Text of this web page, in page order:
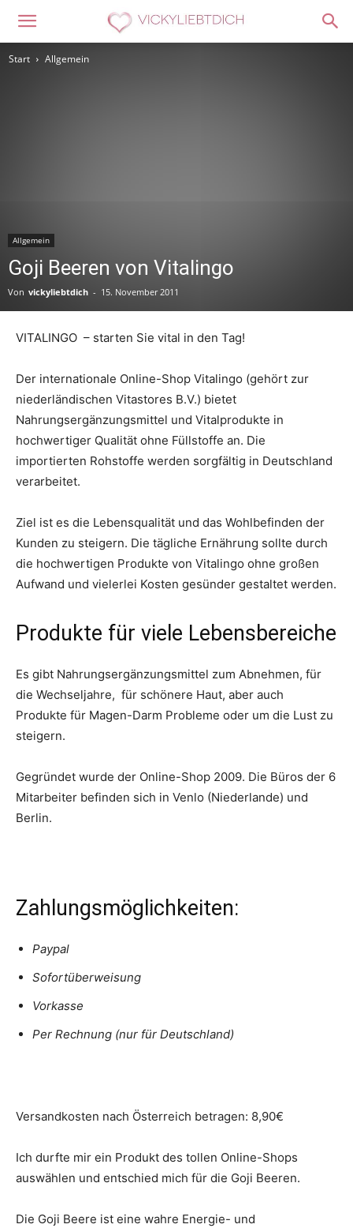
Start Allgemein
Allgemein
Goji Beeren von Vitalingo
Von vickyliebtdich - 15. November 2011
VITALINGO – starten Sie vital in den Tag!
Der internationale Online-Shop Vitalingo (gehört zur
niederländischen Vitastores B.V.) bietet
Nahrungsergänzungsmittel und Vitalprodukte in
hochwertiger Qualität ohne Füllstoffe an. Die
importierten Rohstoffe werden sorgfältig in Deutschland
verarbeitet.
Ziel ist es die Lebensqualität und das Wohlbefinden der
Kunden zu steigern. Die tägliche Ernährung sollte durch
die hochwertigen Produkte von Vitalingo ohne großen
Aufwand und vielerlei Kosten gesünder gestaltet werden.
Produkte für viele Lebensbereiche
Es gibt Nahrungsergänzungsmittel zum Abnehmen, für
die Wechseljahre, für schönere Haut, aber auch
Produkte für Magen-Darm Probleme oder um die Lust zu
steigern.
Gegründet wurde der Online-Shop 2009. Die Büros der 6
Mitarbeiter befinden sich in Venlo (Niederlande) und
Berlin.
Zahlungsmöglichkeiten:
Paypal
Sofortüberweisung
Vorkasse
Per Rechnung (nur für Deutschland)
Versandkosten nach Österreich betragen: 8,90€
Ich durfte mir ein Produkt des tollen Online-Shops
auswählen und entschied mich für die Goji Beeren.
Die Goji Beere ist eine wahre Energie- und